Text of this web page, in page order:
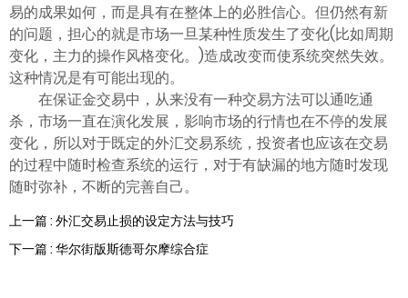
易的成果如何，而是具有在整体上的必胜信心。但仍然有新
的问题，担心的就是市场一旦某种性质发生了变化(比如周期
变化，主力的操作风格变化。)造成改变而使系统突然失效。
这种情况是有可能出现的。
在保证金交易中，从来没有一种交易方法可以通吃通
杀，市场一直在演化发展，影响市场的行情也在不停的发展
变化，所以对于既定的外汇交易系统，投资者也应该在交易
的过程中随时检查系统的运行，对于有缺漏的地方随时发现
随时弥补，不断的完善自己。
上一篇 : 外汇交易止损的设定方法与技巧
下一篇 : 华尔街版斯德哥尔摩综合症